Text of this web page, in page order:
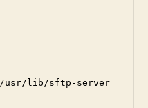
Subsystem	sftp	/usr/lib/sftp-server